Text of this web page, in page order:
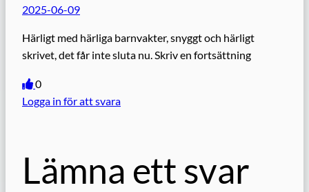
2025-06-09
Härligt med härliga barnvakter, snyggt och härligt
skrivet, det får inte sluta nu. Skriv en fortsättning
0
Logga in för att svara
Lämna ett svar